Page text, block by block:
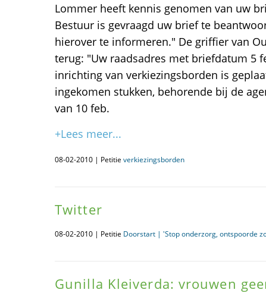
Lommer heeft kennis genomen van uw
Bestuur is gevraagd uw brief te
hierover te informeren." De griffier van
terug: "Uw raadsadres met briefdatum 5
inrichting van verkiezingsborden is
ingekomen stukken, behorende bij de
van 10 feb.
+Lees meer...
08-02-2010 | Petitie verkiezingsborden
Twitter
08-02-2010 | Petitie Doorstart | 'Stop onderzorg, ontspoorde
Gunilla Kleiverda: vrouwen